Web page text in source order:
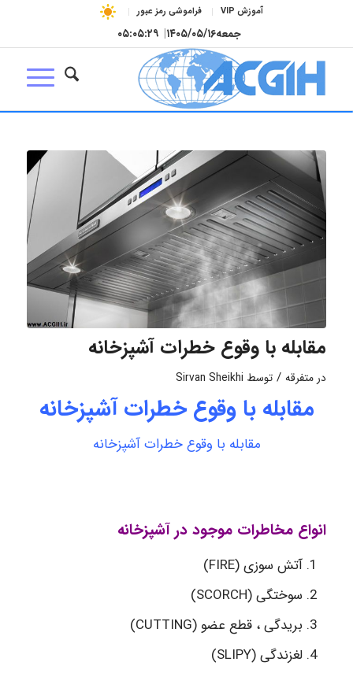
آموزش VIP فراموشی رمز عبور
جمعه۱۴۰۵/۰۵/۱۶| ۰۵:۰۵:۳۰
مقابله با وقوع خطرات آشپزخانه
در متفرقه / توسط Sirvan Sheikhi
مقابله با وقوع خطرات آشپزخانه
مقابله با وقوع خطرات آشپزخانه
انواع مخاطرات موجود در آشپزخانه
آتش سوزی (FIRE)
سوختگی (SCORCH)
بریدگی ، قطع عضو (CUTTING)
لغزندگی (SLIPY)